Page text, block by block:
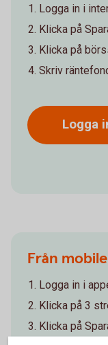
Logga in i
Klicka på
Klicka på
Skriv
Logga
Från
Logga in i
Klicka på 3
Klicka på